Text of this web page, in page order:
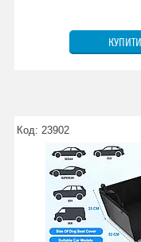
КУПИТИ
23902